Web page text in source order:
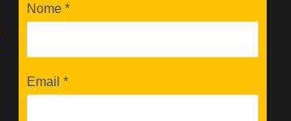
Nome *
Email *